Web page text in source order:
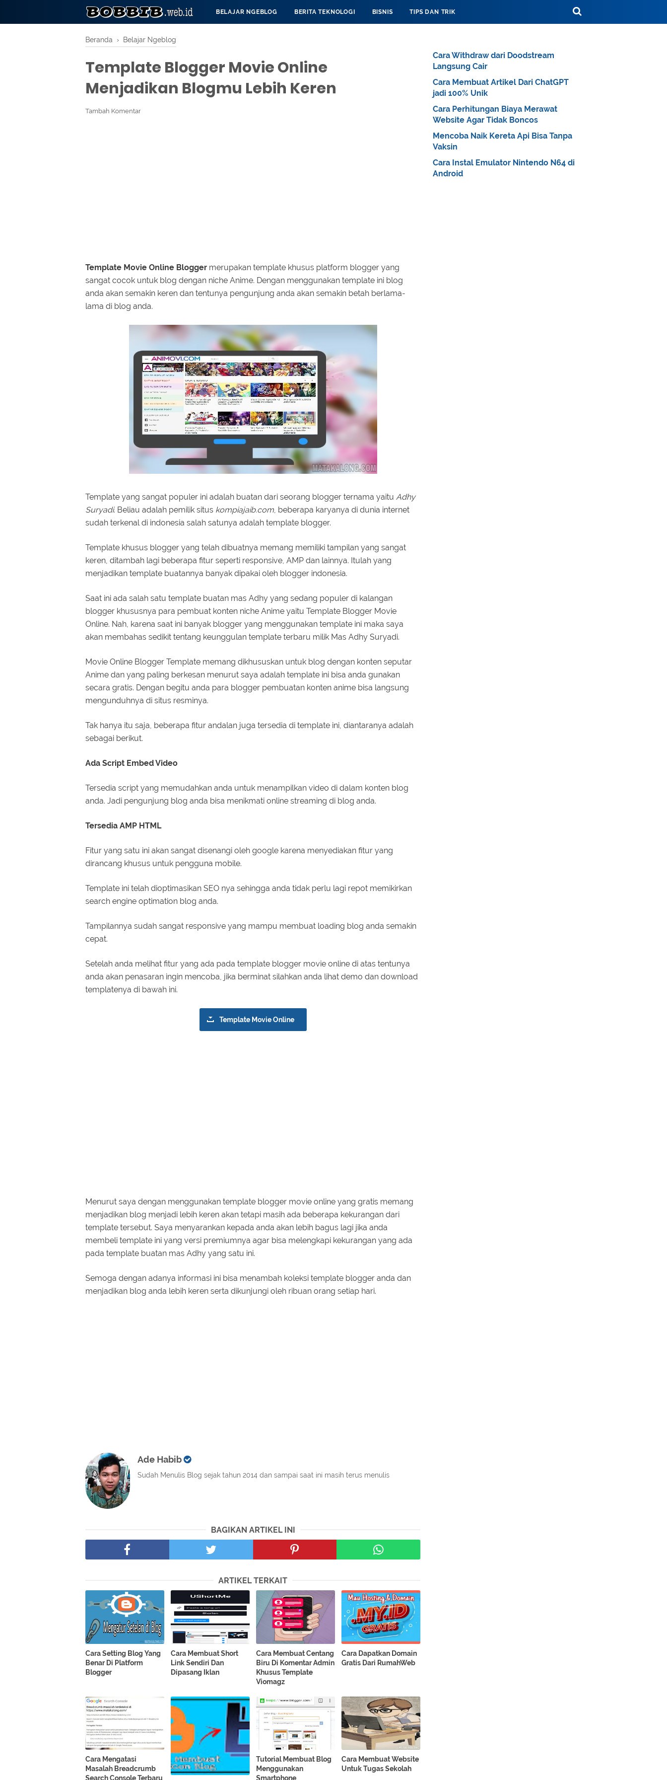
BELAJAR NGEBLOG BERITA TEKNOLOGI BISNIS TIPS DAN TRIK
Beranda › Belajar Ngeblog
Template Blogger Movie Online
Menjadikan Blogmu Lebih Keren
Tambah Komentar
Template Movie Online Blogger merupakan template khusus platform blogger yang
sangat cocok untuk blog dengan niche Anime. Dengan menggunakan template ini blog
anda akan semakin keren dan tentunya pengunjung anda akan semakin betah berlama-
lama di blog anda.
Template yang sangat populer ini adalah buatan dari seorang blogger ternama yaitu Adhy
Suryadi. Beliau adalah pemilik situs kompiajaib.com , beberapa karyanya di dunia internet
sudah terkenal di indonesia salah satunya adalah template blogger.
Template khusus blogger yang telah dibuatnya memang memiliki tampilan yang sangat
keren, ditambah lagi beberapa fitur seperti responsive, AMP dan lainnya. Itulah yang
menjadikan template buatannya banyak dipakai oleh blogger indonesia.
Saat ini ada salah satu template buatan mas Adhy yang sedang populer di kalangan
blogger khususnya para pembuat konten niche Anime yaitu Template Blogger Movie
Online. Nah, karena saat ini banyak blogger yang menggunakan template ini maka saya
akan membahas sedikit tentang keunggulan template terbaru milik Mas Adhy Suryadi.
Movie Online Blogger Template memang dikhususkan untuk blog dengan konten seputar
Anime dan yang paling berkesan menurut saya adalah template ini bisa anda gunakan
secara gratis. Dengan begitu anda para blogger pembuatan konten anime bisa langsung
mengunduhnya di situs resminya.
Tak hanya itu saja, beberapa fitur andalan juga tersedia di template ini, diantaranya adalah
sebagai berikut.
Ada Script Embed Video
Tersedia script yang memudahkan anda untuk menampilkan video di dalam konten blog
anda. Jadi pengunjung blog anda bisa menikmati online streaming di blog anda.
Tersedia AMP HTML
Fitur yang satu ini akan sangat disenangi oleh google karena menyediakan fitur yang
dirancang khusus untuk pengguna mobile.
Template ini telah dioptimasikan SEO nya sehingga anda tidak perlu lagi repot memikirkan
search engine optimation blog anda.
Tampilannya sudah sangat responsive yang mampu membuat loading blog anda semakin
cepat.
Setelah anda melihat fitur yang ada pada template blogger movie online di atas tentunya
anda akan penasaran ingin mencoba, jika berminat silahkan anda lihat demo dan download
templatenya di bawah ini.
Template Movie Online
Menurut saya dengan menggunakan template blogger movie online yang gratis memang
menjadikan blog menjadi lebih keren akan tetapi masih ada beberapa kekurangan dari
template tersebut. Saya menyarankan kepada anda akan lebih bagus lagi jika anda
membeli template ini yang versi premiumnya agar bisa melengkapi kekurangan yang ada
pada template buatan mas Adhy yang satu ini.
Semoga dengan adanya informasi ini bisa menambah koleksi template blogger anda dan
menjadikan blog anda lebih keren serta dikunjungi oleh ribuan orang setiap hari.
Ade Habib
Sudah Menulis Blog sejak tahun 2014 dan sampai saat ini masih terus menulis
BAGIKAN ARTIKEL INI
ARTIKEL TERKAIT
Cara Setting Blog Yang
Benar Di Platform
Blogger
Cara Membuat Short
Link Sendiri Dan
Dipasang Iklan
Cara Membuat Centang
Biru Di Komentar Admin
Khusus Template
Viomagz
Cara Dapatkan Domain
Gratis Dari RumahWeb
Cara Mengatasi
Masalah Breadcrumb
Search Console Terbaru
Tutorial Membuat Blog
Menggunakan
Smartphone
Cara Membuat Website
Untuk Tugas Sekolah
Cara Withdraw dari Doodstream
Langsung Cair
Cara Membuat Artikel Dari ChatGPT
jadi 100% Unik
Cara Perhitungan Biaya Merawat
Website Agar Tidak Boncos
Mencoba Naik Kereta Api Bisa Tanpa
Vaksin
Cara Instal Emulator Nintendo N64 di
Android